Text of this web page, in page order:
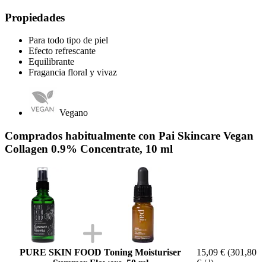
Propiedades
Para todo tipo de piel
Efecto refrescante
Equilibrante
Fragancia floral y vivaz
Vegano
Comprados habitualmente con Pai Skincare Vegan
Collagen 0.9% Concentrate, 10 ml
PURE SKIN FOOD Toning Moisturiser
15,09 € (301,80